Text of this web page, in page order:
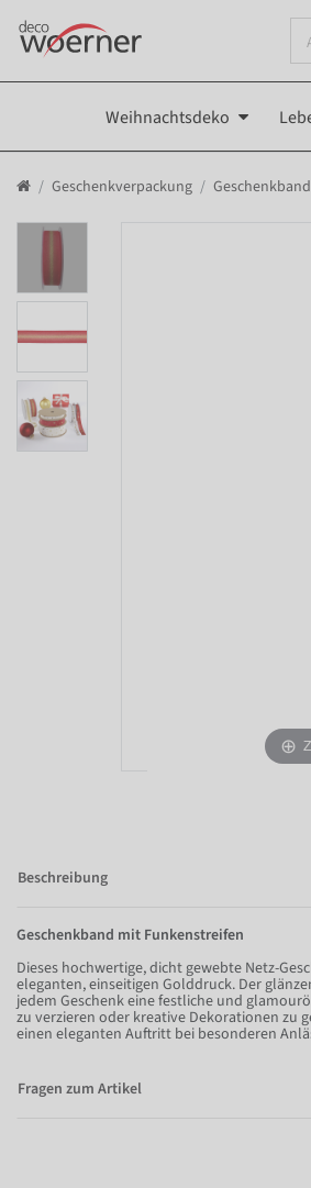
Weihnachtsdeko
Geschenkverpackung Geschenkband
Beschreibung
Geschenkband mit Funkenstreifen
Dieses hochwertige, dicht gewebte Netz-
eleganten, einseitigen Golddruck. Der
jedem Geschenk eine festliche und
zu verzieren oder kreative Dekorationen zu
einen eleganten Auftritt bei besonderen
Fragen zum Artikel